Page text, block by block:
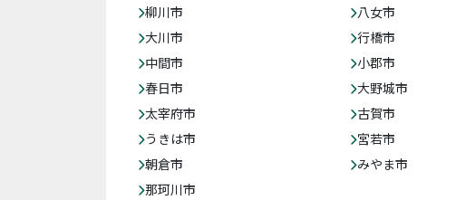
柳川市
八女市
大川市
行橋市
中間市
小郡市
春日市
大野城市
太宰府市
古賀市
うきは市
宮若市
朝倉市
みやま市
那珂川市